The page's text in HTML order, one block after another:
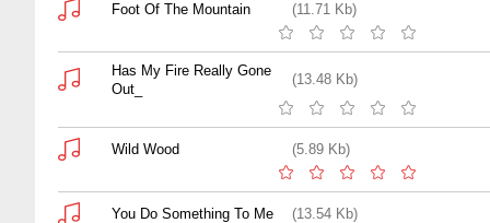
Foot Of The Mountain (11.71 Kb)
Has My Fire Really Gone
Out_
(13.48 Kb)
Wild Wood (5.89 Kb)
You Do Something To Me (13.54 Kb)